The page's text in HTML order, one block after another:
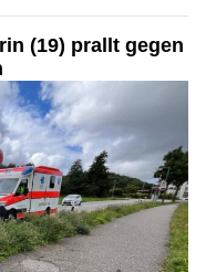
(19) prallt gegen